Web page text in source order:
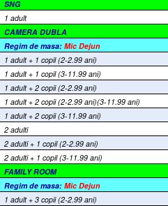
SNG
1 adult
CAMERA DUBLA
Regim de masa:Mic Dejun
1 adult + 1 copil (2-2.99 ani)
1 adult + 1 copil (3-11.99 ani)
1 adult + 2 copii (2-2.99 ani)
1 adult + 2 copii (2-2.99 ani)(3-11.99 ani)
1 adult + 2 copii (3-11.99 ani)
2 adulti
2 adulti + 1 copil (2-2.99 ani)
2 adulti + 1 copil (3-11.99 ani)
FAMILY ROOM
Regim de masa:Mic Dejun
1 adult + 3 copii (2-2.99 ani)